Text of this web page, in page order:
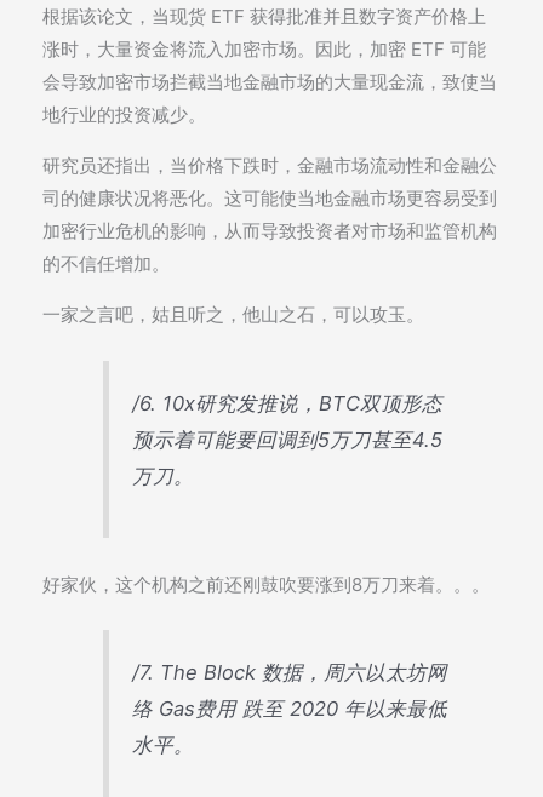
根据该论文，当现货 ETF 获得批准并且数字资产价格上
涨时，大量资金将流入加密市场。因此，加密 ETF 可能
会导致加密市场拦截当地金融市场的大量现金流，致使当
地行业的投资减少。
研究员还指出，当价格下跌时，金融市场流动性和金融公
司的健康状况将恶化。这可能使当地金融市场更容易受到
加密行业危机的影响，从而导致投资者对市场和监管机构
的不信任增加。
一家之言吧，姑且听之，他山之石，可以攻玉。
/6. 10x研究发推说，BTC双顶形态
预示着可能要回调到5万刀甚至4.5
万刀。
好家伙，这个机构之前还刚鼓吹要涨到8万刀来着。。。
/7. The Block 数据，周六以太坊网
络 Gas费用 跌至 2020 年以来最低
水平。